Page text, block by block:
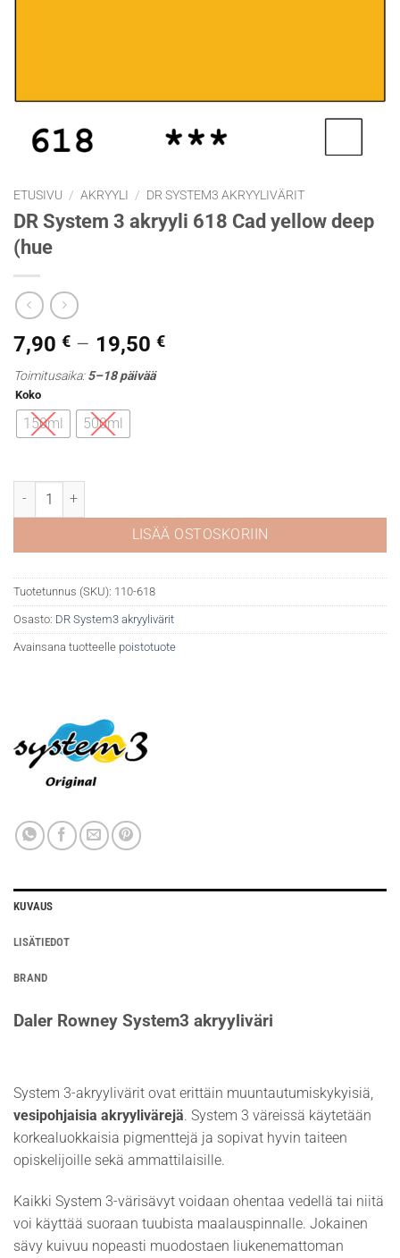
ETUSIVU / AKRYYLI / DR SYSTEM3 AKRYYLIVÄRIT
DR System 3 akryyli 618 Cad yellow deep
(hue
7,90 € – 19,50 €Hintaluokka:
Toimitusaika:5–18 päivää
Koko
150ml 500ml
DR System 3 akryyli 618 Cad yellow deep (hue määrä
LISÄÄ OSTOSKORIIN
Tuotetunnus (SKU): 110-618
Osasto: DR System3 akryylivärit
Avainsana tuotteelle poistotuote
KUVAUS
LISÄTIEDOT
BRAND
Daler Rowney System3 akryyliväri
System 3-akryylivärit ovat erittäin muuntautumiskykyisiä,
vesipohjaisia akryylivärejä. System 3 väreissä käytetään
korkealuokkaisia pigmenttejä ja sopivat hyvin taiteen
opiskelijoille sekä ammattilaisille.
Kaikki System 3-värisävyt voidaan ohentaa vedellä tai niitä
voi käyttää suoraan tuubista maalauspinnalle. Jokainen
sävy kuivuu nopeasti muodostaen liukenemattoman